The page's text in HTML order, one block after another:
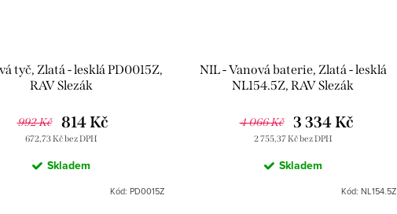
tyč, Zlatá - lesklá PD0015Z,
RAV Slezák
992 Kč
672,73 Kč bez DPH
814 Kč
Skladem
Kód: PD0015Z
NIL - Vanová baterie, Zlatá - lesklá
NL154.5Z, RAV Slezák
4 066 Kč
2 755,37 Kč bez DPH
3 334 Kč
Skladem
Kód: NL154.5Z